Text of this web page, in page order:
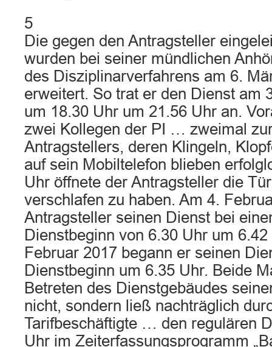
5
Die gegen den Antragsteller
wurden bei seiner mündlichen
des Disziplinarverfahrens am 6.
erweitert. So trat er den Dienst am
um 18.30 Uhr um 21.56 Uhr an.
zwei Kollegen der PI … zweimal
Antragstellers, deren Klingeln,
auf sein Mobiltelefon blieben
Uhr öffnete der Antragsteller die
verschlafen zu haben. Am 4.
Antragsteller seinen Dienst bei
Dienstbeginn von 6.30 Uhr um
Februar 2017 begann er seinen
Dienstbeginn um 6.35 Uhr. Beide
Betreten des Dienstgebäudes
nicht, sondern ließ nachträglich
Tarifbeschäftigte … den regulären
Uhr im Zeiterfassungsprogramm